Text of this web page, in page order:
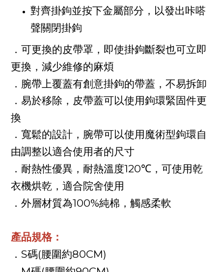
對齊掛鉤並按下金屬部分，以發出咔嗒
聲關閉掛鉤
．可更換的皮帶罩，即使掛鉤斷裂也可立即
更換，減少維修的麻煩
．腕帶上覆蓋有創意掛鉤的帶蓋，不易拆卸
．易於移除，皮帶蓋可以使用鉤環緊固件更
換
．寬鬆的設計，腕帶可以使用魔術型鉤環自
由調整以適合使用者的尺寸
．耐熱性優異，耐熱溫度120℃ ，可使用乾
衣機烘乾，適合院舍使用
．外層材質為100%純棉，觸感柔軟
產品規格：
． S碼(腰圍約80CM)